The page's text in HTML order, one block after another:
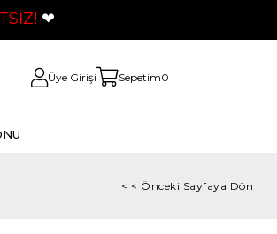
Üye Girişi Sepetim0
< < Önceki Sayfaya Dön